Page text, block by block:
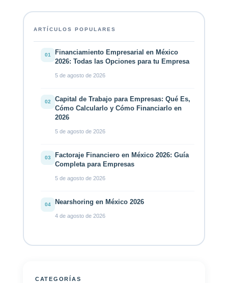
ARTÍCULOS POPULARES
01
Financiamiento Empresarial en México
2026: Todas las Opciones para tu Empresa
5 de agosto de 2026
02
Capital de Trabajo para Empresas: Qué Es,
Cómo Calcularlo y Cómo Financiarlo en
2026
5 de agosto de 2026
03
Factoraje Financiero en México 2026: Guía
Completa para Empresas
5 de agosto de 2026
04 Nearshoring en México 2026
4 de agosto de 2026
CATEGORÍAS